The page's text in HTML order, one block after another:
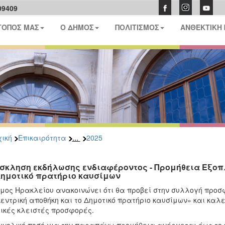
ΜΑΣ
Ο ΔΗΜΟΣ ΠΟΛΙΤΙΣΜΟΣ ΑΝΘΕΚΤΙΚΗ
Επικαιρότητα ... 2025
εκδήλωσης ενδιαφέροντος - Προμήθεια
πρατήριο καυσίμων
Ηρακλείου ανακοινώνει ότι θα προβεί στην συλλογή
αποθήκη και το Δημοτικό πρατήριο καυσίμων» και
κλειστές προσφορές.